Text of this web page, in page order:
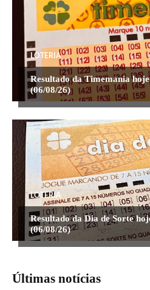
LOTERIA
Resultado da Timemania
(06/08/26)
LOTERIA
Resultado da Dia de Sorte
(06/08/26)
Últimas notícias